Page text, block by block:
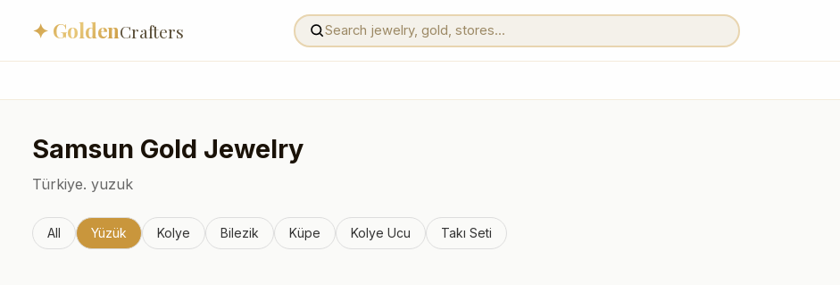
✦ GoldenCrafters
Samsun Gold Jewelry
Türkiye. yuzuk
All Yüzük Kolye Bilezik Küpe Kolye Ucu Takı Seti